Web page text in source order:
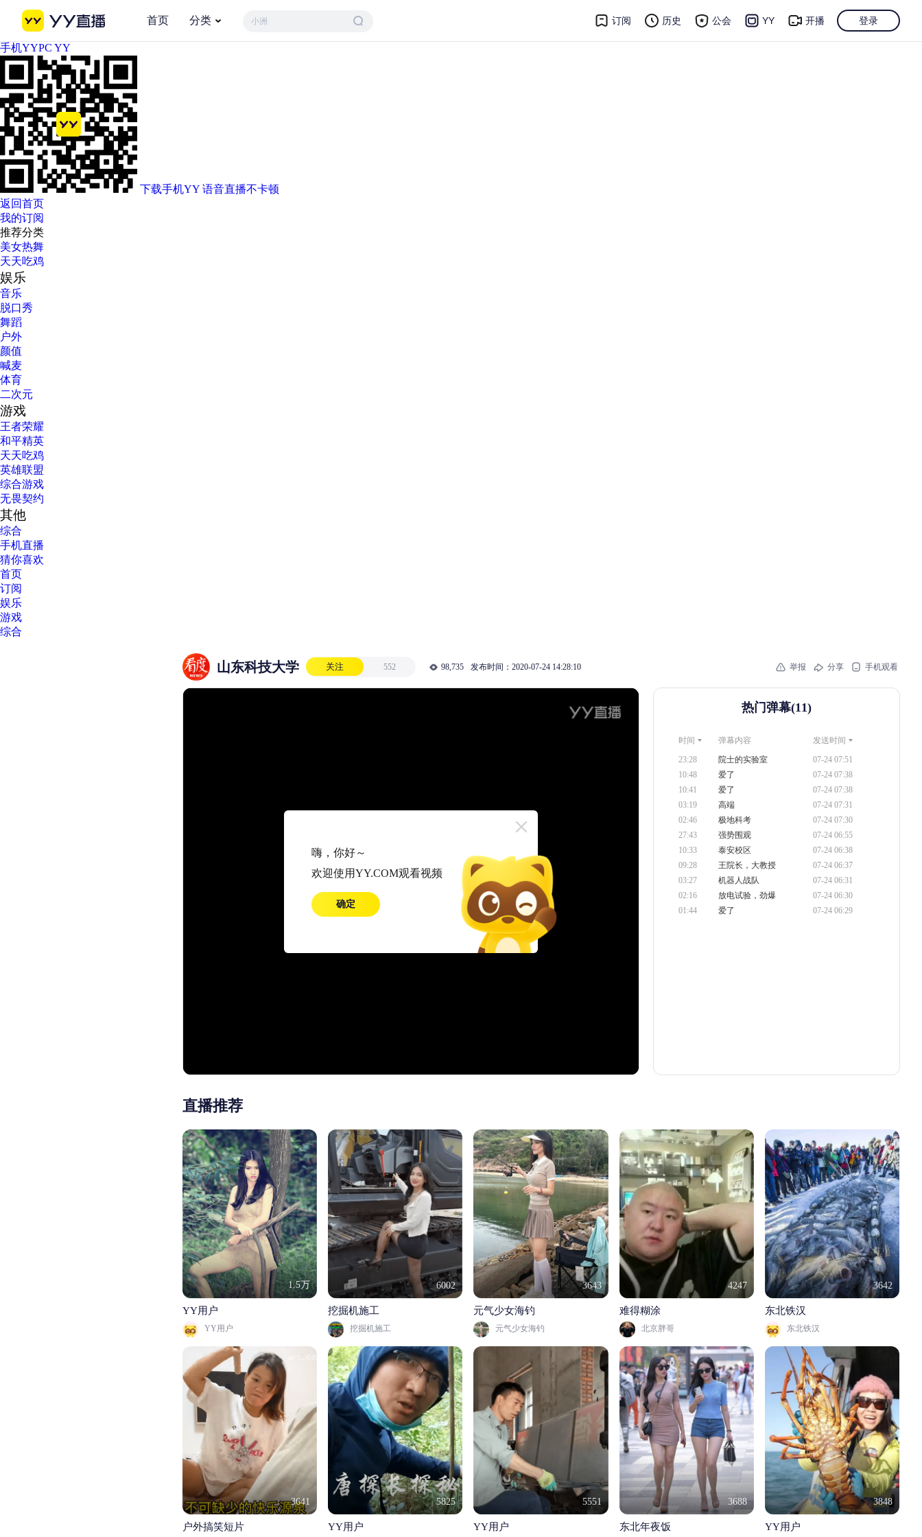
首页 分类 小洲 订阅 历史 公会 YY 开播 登录
手机YYPC YY
下载手机YY 语音直播不卡顿
返回首页
我的订阅
推荐分类
美女热舞
天天吃鸡
娱乐
音乐
脱口秀
舞蹈
户外
颜值
喊麦
体育
二次元
游戏
王者荣耀
和平精英
天天吃鸡
英雄联盟
综合游戏
无畏契约
其他
综合
手机直播
猜你喜欢
首页
订阅
娱乐
游戏
综合
山东科技大学 关注 552 98,735 发布时间： 2020-07-24 14:28:10 举报 分享 手机观看
嗨，你好～
欢迎使用YY.COM观看视频
确定
热门弹幕(11)
时间 弹幕内容
发送时间
23:28
院士的实验室
07-24 07:51
10:48
爱了
07-24 07:38
10:41
爱了
07-24 07:38
03:19
高端
07-24 07:31
02:46
极地科考
07-24 07:30
27:43
强势围观
07-24 06:55
10:33
泰安校区
07-24 06:38
09:28
王院长，大教授
07-24 06:37
03:27
机器人战队
07-24 06:31
02:16
放电试验，劲爆
07-24 06:30
01:44
爱了 07-24 06:29
直播推荐
1.5万
YY用户
YY用户
6002
挖掘机施工
挖掘机施工
3643
元气少女海钓
元气少女海钓
4247
难得糊涂
北京胖哥
3642
东北铁汉
东北铁汉
3641
户外搞笑短片
5825
YY用户
5551
YY用户
3688
东北年夜饭
3848
YY用户
直播推荐